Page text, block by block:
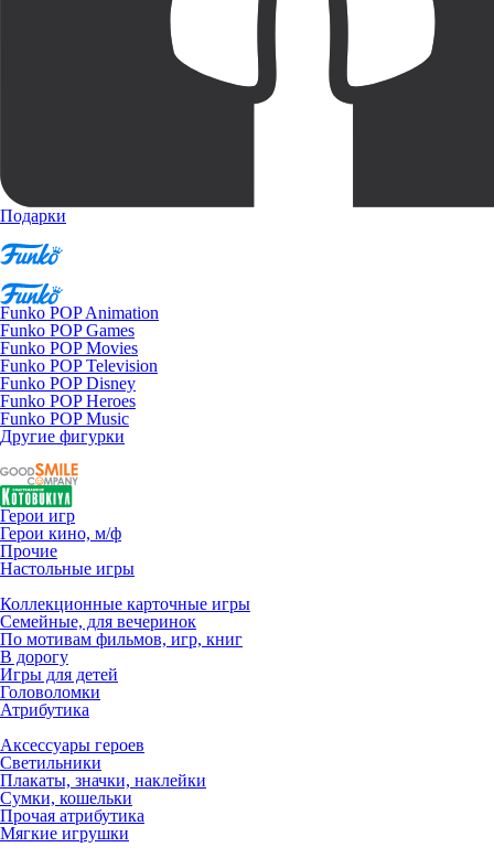
Подарки
Funko POP Animation
Funko POP Games
Funko POP Movies
Funko POP Television
Funko POP Disney
Funko POP Heroes
Funko POP Music
Другие фигурки
Герои игр
Герои кино, м/ф
Прочие
Настольные игры
Коллекционные карточные игры
Семейные, для вечеринок
По мотивам фильмов, игр, книг
В дорогу
Игры для детей
Головоломки
Атрибутика
Аксессуары героев
Светильники
Плакаты, значки, наклейки
Сумки, кошельки
Прочая атрибутика
Мягкие игрушки